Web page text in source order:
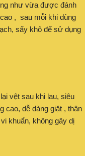
như vừa được đánh
, sau mỗi khi dùng
sấy khô để sử dụng
vệt sau khi lau, siêu
cao, dễ dàng giặt , thân
khuẩn, không gây dị